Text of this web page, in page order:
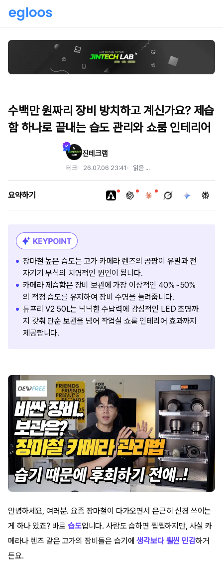
수백만 원짜리 장비 방치하고 계신가요? 제습
함 하나로 끝내는 습도 관리와 쇼룸 인테리어
진테크랩
테크 26.07.06 23:41 읽음 ...
요약하기
장마철 높은 습도는 고가 카메라 렌즈의 곰팡이 유발과 전
자기기 부식의 치명적인 원인이 됩니다.
카메라 제습함은 장비 보관에 가장 이상적인 40%~50%
의 적정 습도를 유지하여 장비 수명을 늘려줍니다.
듀프리 V2 50L는 넉넉한 수납력에 감성적인 LED 조명까
지 갖춰 단순 보관을 넘어 작업실 쇼룸 인테리어 효과까지
제공합니다.
안녕하세요, 여러분. 요즘 장마철이 다가오면서 은근히 신경 쓰이는
게 하나 있죠? 바로습도입니다. 사람도 습하면 찝찝하지만, 사실 카
메라나 렌즈 같은 고가의 장비들은 습기에생각보다 훨씬 민감하거
든요.